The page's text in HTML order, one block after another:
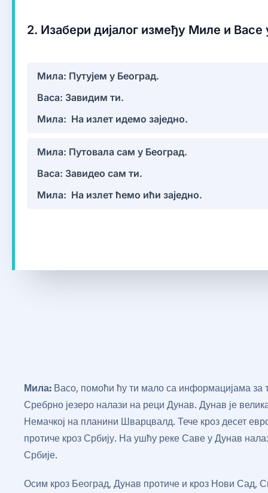
Мила: Васо, помоћи ћу ти мало са информацијама за
Сребрно језеро налази на реци Дунав. Дунав је
Немачкој на планини Шварцвалд. Тече кроз десет
протиче кроз Србију. На ушћу реке Саве у Дунав
Србије.
Осим кроз Београд, Дунав протиче и кроз Нови Сад,